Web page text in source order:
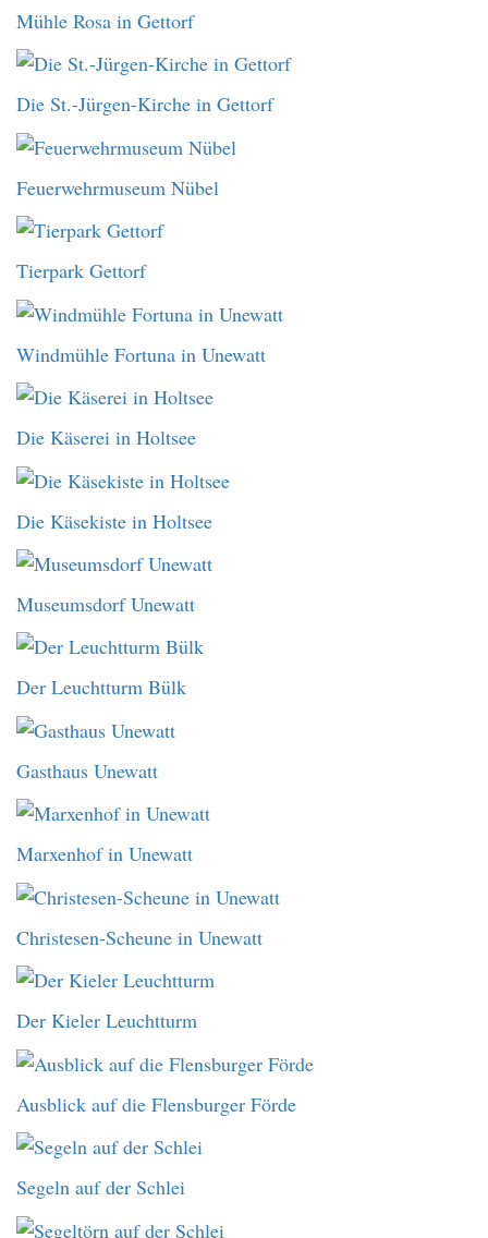
Mühle Rosa in Gettorf
Die St.-Jürgen-Kirche in Gettorf
Feuerwehrmuseum Nübel
Tierpark Gettorf
Windmühle Fortuna in Unewatt
Die Käserei in Holtsee
Die Käsekiste in Holtsee
Museumsdorf Unewatt
Der Leuchtturm Bülk
Gasthaus Unewatt
Marxenhof in Unewatt
Christesen-Scheune in Unewatt
Der Kieler Leuchtturm
Ausblick auf die Flensburger Förde
Segeln auf der Schlei